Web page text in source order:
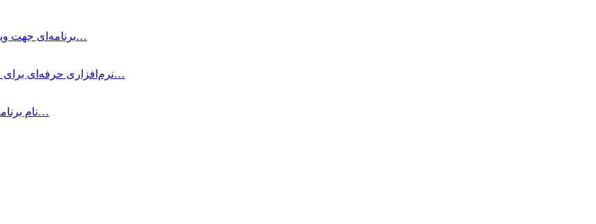
Typora چیست؟ Typora برنامه‌ای جهت ویرایش و نوشتن یادداشت‌های ساده با داشتن…
OmniFocus Pro چیست؟ OmniFocus Pro نرم‌افزاری حرفه‌ای برای مدیریت وظایف و پروژه‌ها…
متمرکز شوید! Be Focused Pro نام برنامه‌ای است که به شما کمک می‌کند در…